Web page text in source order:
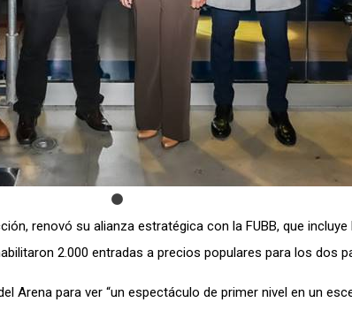
renovó su alianza estratégica con la FUBB, que
2.000 entradas a precios populares para los dos
Arena para ver “un espectáculo de primer nivel en un